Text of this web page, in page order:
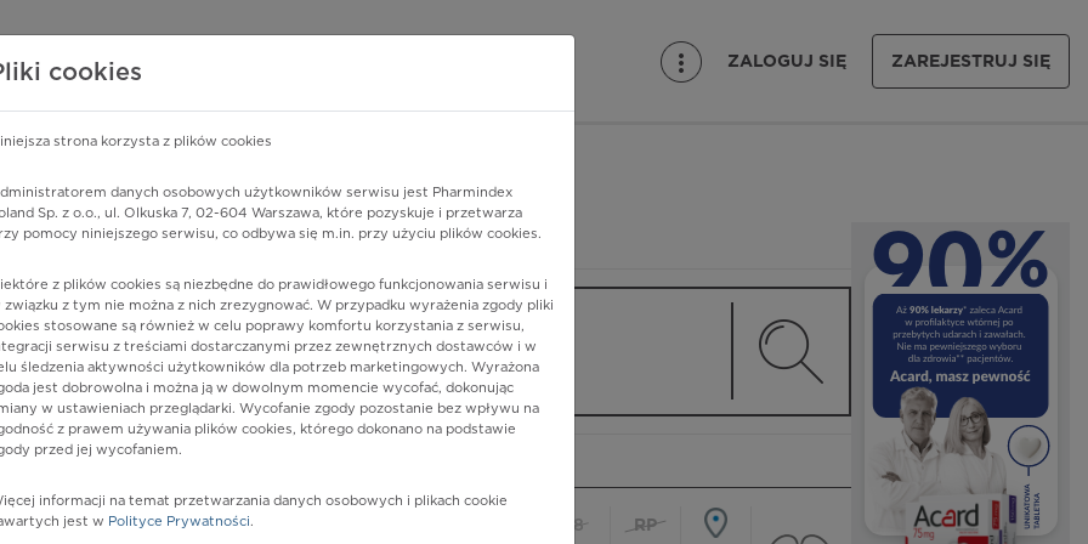
o lekach
PHARMINDEX ZALOGUJ SIĘ ZAREJESTRUJ SIĘ
Pharmindex
lider wiedzy o lekach
lub substancję czynną
Tattoo Postać:maść
18
RP
cookies
strona korzysta z plików cookies
danych osobowych użytkowników serwisu jest Pharmindex
Sp. z o.o., ul. Olkuska 7, 02-604 Warszawa, które pozyskuje i przetwarza
pomocy niniejszego serwisu, co odbywa się m.in. przy użyciu plików cookies.
z plików cookies są niezbędne do prawidłowego funkcjonowania serwisu i
związku z tym nie można z nich zrezygnować. W przypadku wyrażenia zgody pliki
stosowane są również w celu poprawy komfortu korzystania z serwisu,
serwisu z treściami dostarczanymi przez zewnętrznych dostawców i w
śledzenia aktywności użytkowników dla potrzeb marketingowych. Wyrażona
jest dobrowolna i można ją w dowolnym momencie wycofać, dokonując
w ustawieniach przeglądarki. Wycofanie zgody pozostanie bez wpływu na
z prawem używania plików cookies, którego dokonano na podstawie
przed jej wycofaniem.
informacji na temat przetwarzania danych osobowych i plikach cookie
jest w Polityce Prywatności.